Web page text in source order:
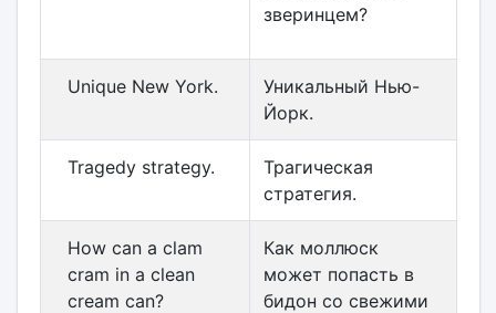
зверинцем?
Unique New York.
Уникальный Нью-
Йорк.
Tragedy strategy.
Трагическая
стратегия.
How can a clam
cram in a clean
cream can?
Как моллюск
может попасть в
бидон со свежими